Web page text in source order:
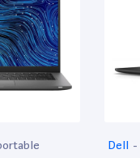
Dell -